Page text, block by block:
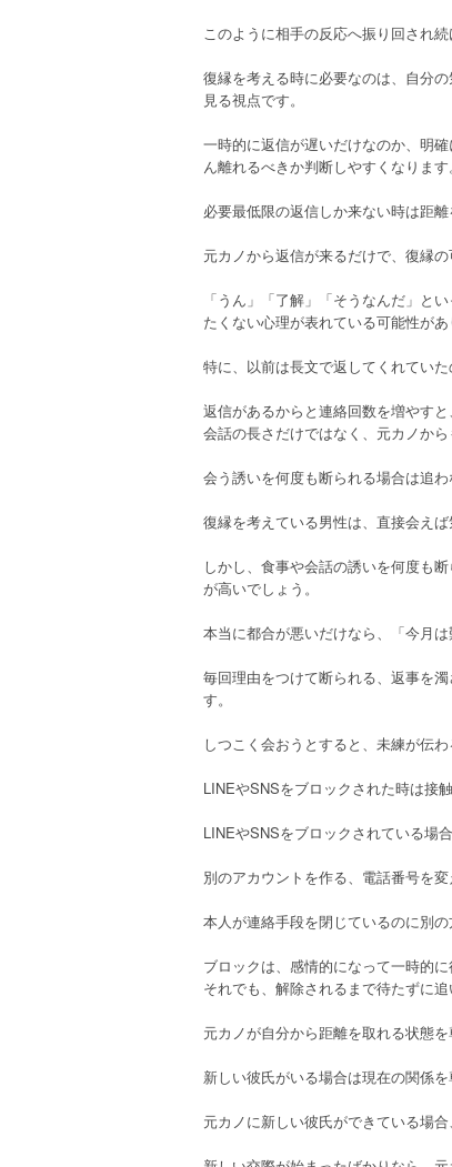
このように相手の反応へ振り回され
復縁を考える時に必要なのは、自分
見る視点です。
一時的に返信が遅いだけなのか、明
ん離れるべきか判断しやすくなります。
必要最低限の返信しか来ない時は距
元カノから返信が来るだけで、復縁の
「うん」「了解」「そうなんだ」と
たくない心理が表れている可能性があ
特に、以前は長文で返してくれてい
返信があるからと連絡回数を増やす
会話の長さだけではなく、元カノか
会う誘いを何度も断られる場合は追
復縁を考えている男性は、直接会え
しかし、食事や会話の誘いを何度も
が高いでしょう。
本当に都合が悪いだけなら、「今月
毎回理由をつけて断られる、返事を
す。
しつこく会おうとすると、未練が伝
LINEやSNSをブロックされた時は接
LINEやSNSをブロックされている場
別のアカウントを作る、電話番号を
本人が連絡手段を閉じているのに別
ブロックは、感情的になって一時的に
それでも、解除されるまで待たずに追
元カノが自分から距離を取れる状態
新しい彼氏がいる場合は現在の関係
元カノに新しい彼氏ができている場